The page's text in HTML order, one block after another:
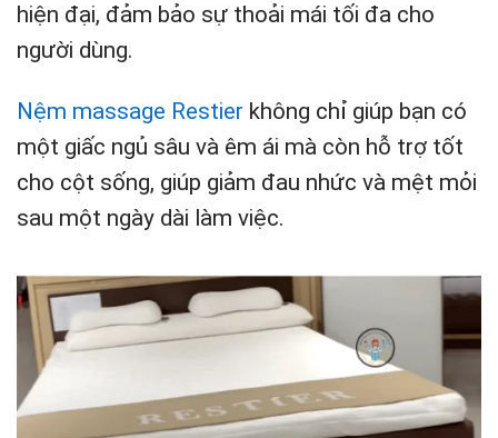
hiện đại, đảm bảo sự thoải mái tối đa cho
người dùng.
Nệm massage Restier không chỉ giúp bạn có
một giấc ngủ sâu và êm ái mà còn hỗ trợ tốt
cho cột sống, giúp giảm đau nhức và mệt mỏi
sau một ngày dài làm việc.